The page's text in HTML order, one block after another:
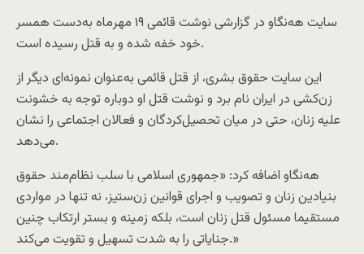
سایت هه‌نگاو در گزارشی نوشت قائمی ۱۹ مهر‌ماه به‌دست همسر
خود خفه شده و به قتل رسیده است.
این سایت حقوق بشری، از قتل قائمی به‌عنوان نمونه‌ای دیگر از
زن‌کشی در ایران نام برد و نوشت قتل او دوباره توجه به خشونت
علیه زنان، حتی در میان تحصیل‌کردگان و فعالان اجتماعی را نشان
می‌دهد.
هه‌نگاو اضافه کرد: «جمهوری اسلامی با سلب نظام‌مند حقوق
بنیادین زنان و تصویب و اجرای قوانین زن‌ستیز، نه تنها در مواردی
مستقیما مسئول قتل زنان است، بلکه زمینه و بستر ارتکاب چنین
جنایاتی را به شدت تسهیل و تقویت می‌کند.»